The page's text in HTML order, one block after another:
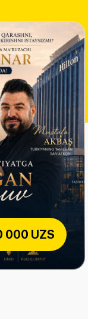
000 UZS